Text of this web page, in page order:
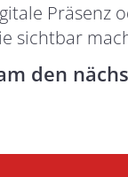
Präsenz
sichtbar
den